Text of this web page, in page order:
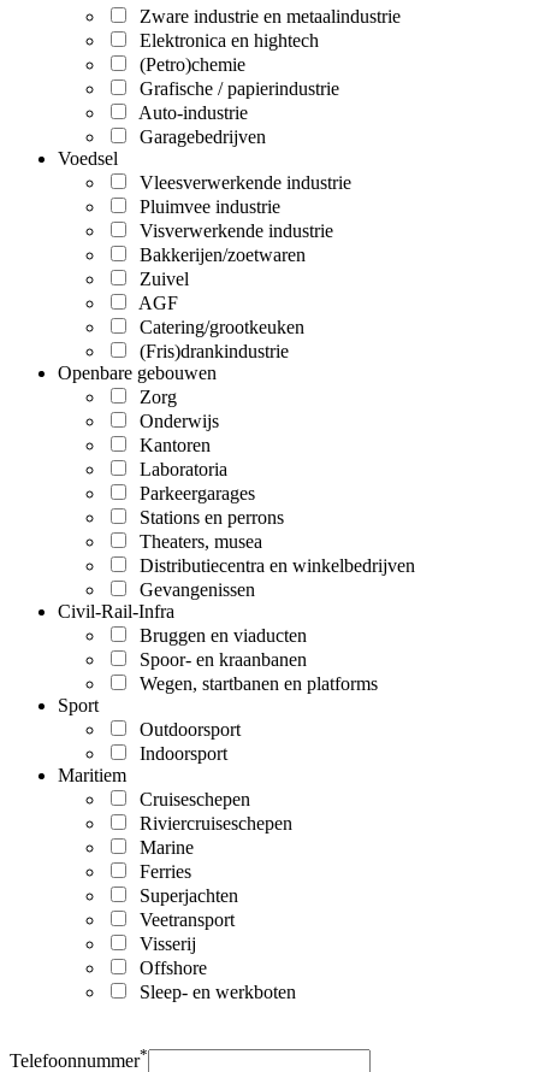
Zware industrie en metaalindustrie
Elektronica en hightech
(Petro)chemie
Grafische / papierindustrie
Auto-industrie
Garagebedrijven
Voedsel
Vleesverwerkende industrie
Pluimvee industrie
Visverwerkende industrie
Bakkerijen/zoetwaren
Zuivel
AGF
Catering/grootkeuken
(Fris)drankindustrie
Openbare gebouwen
Zorg
Onderwijs
Kantoren
Laboratoria
Parkeergarages
Stations en perrons
Theaters, musea
Distributiecentra en winkelbedrijven
Gevangenissen
Civil-Rail-Infra
Bruggen en viaducten
Spoor- en kraanbanen
Wegen, startbanen en platforms
Sport
Outdoorsport
Indoorsport
Maritiem
Cruiseschepen
Riviercruiseschepen
Marine
Ferries
Superjachten
Veetransport
Visserij
Offshore
Sleep- en werkboten
Telefoonnummer*